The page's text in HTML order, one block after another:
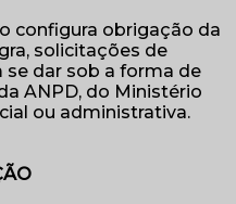
configura obrigação da
solicitações de
dar sob a forma de
ANPD, do Ministério
ou administrativa.